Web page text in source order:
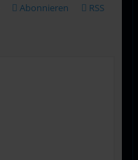
Abonnieren RSS